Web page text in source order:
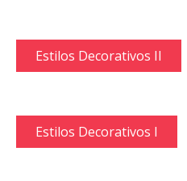
Estilos Decorativos II
Estilos Decorativos I